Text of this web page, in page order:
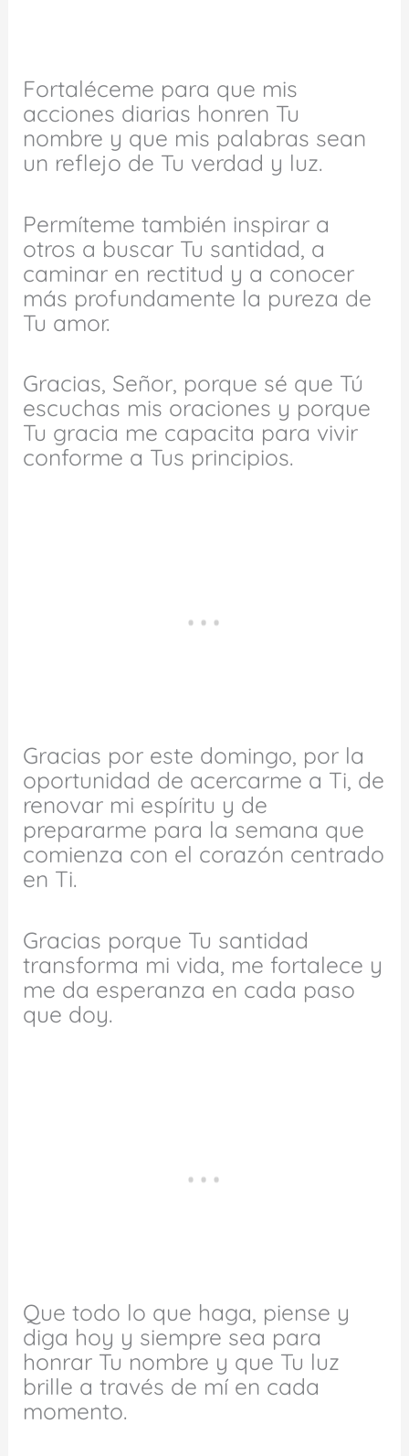
Fortaléceme para que mis
acciones diarias honren Tu
nombre y que mis palabras sean
un reflejo de Tu verdad y luz.
Permíteme también inspirar a
otros a buscar Tu santidad, a
caminar en rectitud y a conocer
más profundamente la pureza de
Tu amor.
Gracias, Señor, porque sé que Tú
escuchas mis oraciones y porque
Tu gracia me capacita para vivir
conforme a Tus principios.
Gracias por este domingo, por la
oportunidad de acercarme a Ti, de
renovar mi espíritu y de
prepararme para la semana que
comienza con el corazón centrado
en Ti.
Gracias porque Tu santidad
transforma mi vida, me fortalece y
me da esperanza en cada paso
que doy.
Que todo lo que haga, piense y
diga hoy y siempre sea para
honrar Tu nombre y que Tu luz
brille a través de mí en cada
momento.